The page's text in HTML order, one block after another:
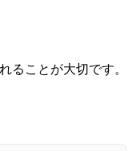
ることが大切です。